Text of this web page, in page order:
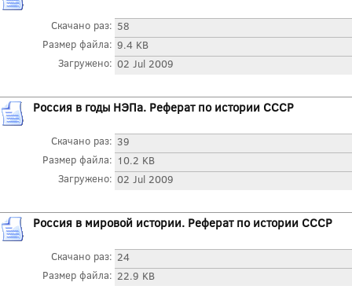
Скачано раз: 58
Размер файла: 9.4 KB
Загружено: 02 Jul 2009
Россия в годы НЭПа. Реферат по истории СССР
Скачано раз: 39
Размер файла: 10.2 KB
Загружено: 02 Jul 2009
Россия в мировой истории. Реферат по истории СССР
Скачано раз: 24
Размер файла: 22.9 KB